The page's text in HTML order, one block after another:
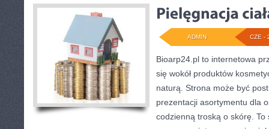
CZE -
ADMIN
Bioarp24.pl to internetowa
się wokół produktów
naturą. Strona może być
prezentacji asortymentu dla
codzienną troską o skórę.